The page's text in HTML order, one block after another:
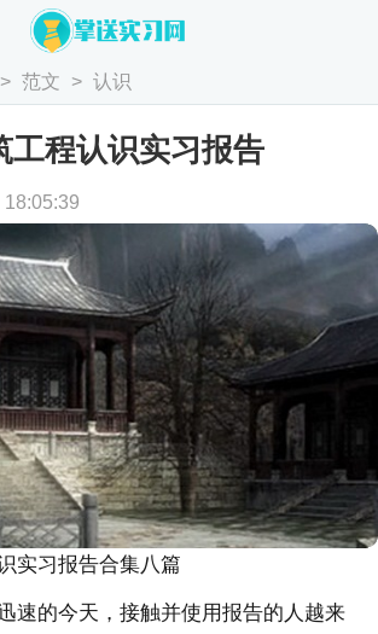
> 范文 > 认识
工程认识实习报告
实习报告合集八篇
速的今天，接触并使用报告的人越来